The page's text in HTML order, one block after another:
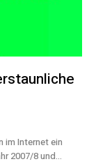
im Internet ein
2007/8 und...